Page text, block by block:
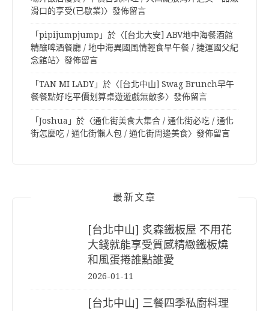
滑口的享受(已歇業)〉發佈留言
「pipijumpjump 」於〈 [台北大安] ABV地中海餐酒館
精釀啤酒餐廳 / 地中海異國風情輕食早午餐 / 捷運國父紀
念館站〉發佈留言
「TAN MI LADY」於〈 [台北中山] Swag Brunch早午
餐餐點好吃平價划算桌遊遊戲無敵多〉發佈留言
「Joshua 」於〈通化街美食大集合 / 通化街必吃 / 通化
街怎麼吃 / 通化街懶人包 / 通化街周邊美食〉發佈留言
最新文章
[台北中山] 炙森鐵板屋 不用花
大錢就能享受質感精緻鐵板燒
和風蛋捲誰點誰愛
2026-01-11
[台北中山] 三餐四季私廚料理